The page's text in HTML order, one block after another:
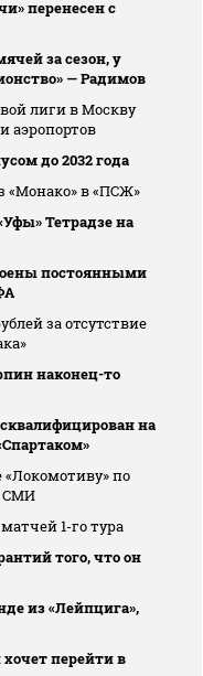
перенесен с
за сезон, у
— Радимов
лиги в Москву
аэропортов
до 2032 года
в «ПСЖ»
Тетрадзе на
постоянными
за отсутствие
наконец-то
на
«Локомотиву» по
СМИ
1-го тура
того, что он
из «Лейпцига»,
хочет перейти в